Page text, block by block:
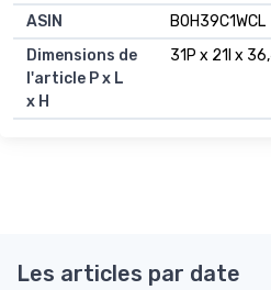
ASIN
B0H39C1WCL
Dimensions de
l'article P x L
x H
31P x 21l x
Les articles par date